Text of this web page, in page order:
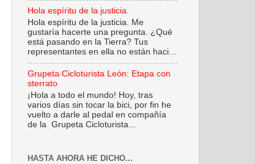
Hola espíritu de la justicia.
Hola espíritu de la justicia. Me
gustaría hacerte una pregunta. ¿Qué
está pasando en la Tierra? Tus
representantes en ella no están haci...
Grupeta Cicloturista León: Etapa con
sterrato
¡Hola a todo el mundo! Hoy, tras
varios días sin tocar la bici, por fin he
vuelto a darle al pedal en compañía
de la Grupeta Cicloturista...
HASTA AHORA HE DICHO...